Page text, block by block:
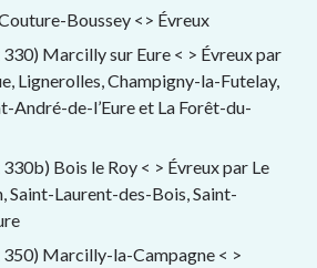
Boussey <> Évreux
330) Marcilly sur Eure < > Évreux par
Lignerolles, Champigny-la-Futelay,
André-de-l’Eure et La Forêt-du-
Bois le Roy < > Évreux par Le
Saint-Laurent-des-Bois, Saint-
350) Marcilly-la-Campagne < >